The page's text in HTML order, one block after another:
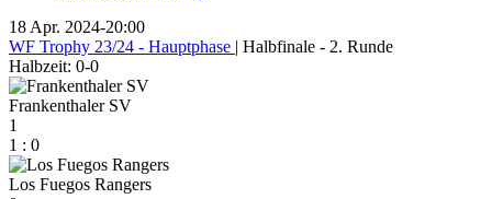
18 Apr. 2024-20:00
WF Trophy 23/24 - Hauptphase | Halbfinale - 2. Runde
Halbzeit: 0-0
Frankenthaler SV
1
1 : 0
Los Fuegos Rangers